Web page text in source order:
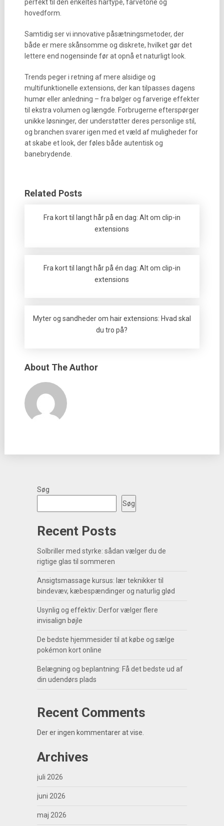
perfekt til den enkeltes hårtype, farvetone og
hovedform.
Samtidig ser vi innovative påsætningsmetoder, der
både er mere skånsomme og diskrete, hvilket gør det
lettere end nogensinde før at opnå et naturligt look.
Trends peger i retning af mere alsidige og
multifunktionelle extensions, der kan tilpasses dagens
humør eller anledning – fra bølger og farverige effekter
til ekstra volumen og længde. Forbrugerne efterspørger
unikke løsninger, der understøtter deres personlige stil,
og branchen svarer igen med et væld af muligheder for
at skabe et look, der føles både autentisk og
banebrydende.
Related Posts
Fra kort til langt hår på en dag: Alt om clip-in
extensions
Fra kort til langt hår på én dag: Alt om clip-in
extensions
Myter og sandheder om hair extensions: Hvad skal
du tro på?
About The Author
Søg
Søg
Recent Posts
Solbriller med styrke: sådan vælger du de
rigtige glas til sommeren
Ansigtsmassage kursus: lær teknikker til
bindevæv, kæbespændinger og naturlig glød
Usynlig og effektiv: Derfor vælger flere
invisalign bøjle
De bedste hjemmesider til at købe og sælge
pokémon kort online
Belægning og beplantning: Få det bedste ud af
din udendørs plads
Recent Comments
Der er ingen kommentarer at vise.
Archives
juli 2026
juni 2026
maj 2026